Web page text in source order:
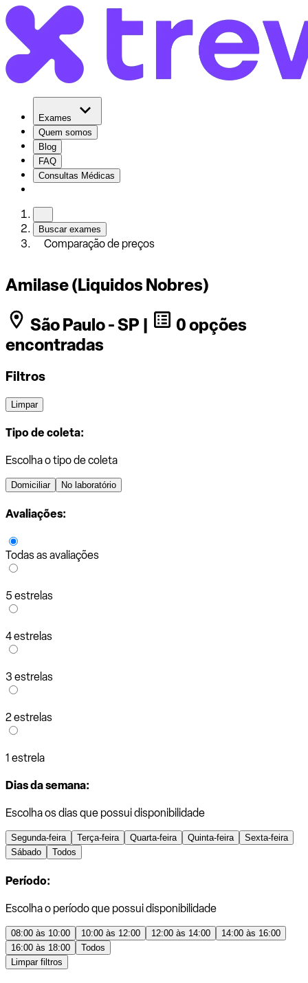
Exames
Quem somos
Blog
FAQ
Consultas Médicas
Buscar exames
Comparação de preços
Amilase (Liquidos Nobres)
São Paulo - SP |
0 opções
encontradas
Filtros
Limpar
Tipo de coleta:
Escolha o tipo de coleta
Domiciliar No laboratório
Avaliações:
Todas as avaliações
5 estrelas
4 estrelas
3 estrelas
2 estrelas
1 estrela
Dias da semana:
Escolha os dias que possui disponibilidade
Segunda-feira Terça-feira Quarta-feira Quinta-feira
Sexta-feira
Sábado
Todos
Período:
Escolha o período que possui disponibilidade
08:00 às 10:00 10:00 às 12:00 12:00 às 14:00
14:00 às 16:00
16:00 às 18:00
Todos
Limpar filtros